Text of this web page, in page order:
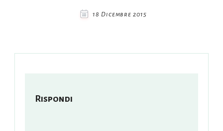
18 Dicembre 2015
Rispondi